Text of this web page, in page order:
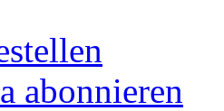
abonnieren